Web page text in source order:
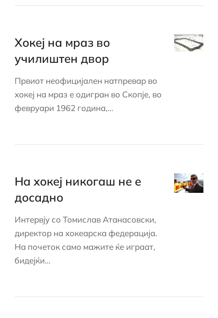
Хокеј на мраз во
училиштен двор
Првиот неофицијален натпревар во
хокеј на мраз е одигран во Скопје, во
февруари 1962 година,…
На хокеј никогаш не е
досадно
Интервју со Томислав Атанасовски,
директор на хокеарска федерација.
На почеток само мажите ќе играат,
бидејќи…